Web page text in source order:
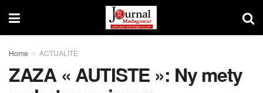
Home ACTUALITE
ZAZA « AUTISTE »: Ny mety